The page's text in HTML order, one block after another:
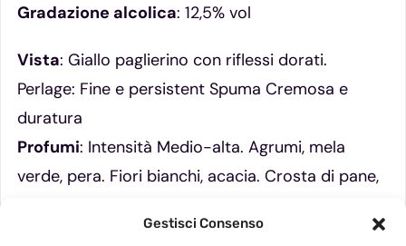
Gestisci Consenso
Gradazione alcolica: 12,5% vol
Vista: Giallo paglierino con riflessi dorati.
Perlage: Fine e persistent Spuma Cremosa e
duratura
Profumi: Intensità Medio-alta. Agrumi, mela
verde, pera. Fiori bianchi, acacia. Crosta di pane,
: Fresco e vivace. Elegante con buona